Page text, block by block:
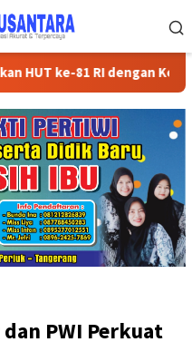
81 RI dengan Kegiatan
dan PWI Perkuat